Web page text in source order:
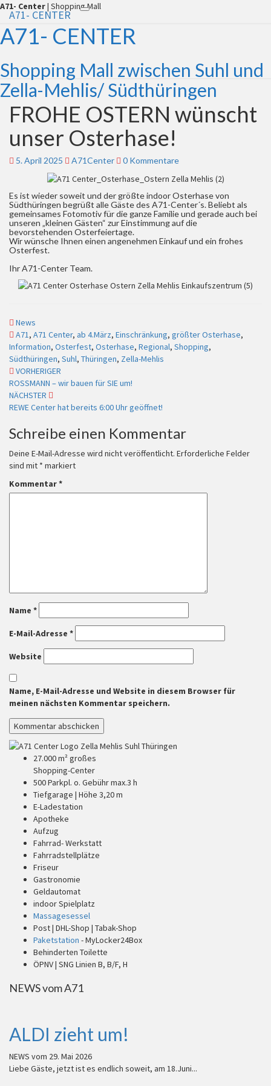
A71- Center| Shopping Mall
Toggle
navigation
A71- CENTER
A71- CENTER
Shopping Mall zwischen Suhl und
Zella-Mehlis/ Südthüringen
FROHE
OSTERN
wünscht
unser
Osterhase!
FROHE OSTERN wünscht
unser Osterhase!
5. April 2025 A71Center Kommentare
0 Kommentare
Es ist wieder soweit und der größte indoor Osterhase von
Südthüringen begrüßt alle Gäste des A71-Center´s. Beliebt als
gemeinsames Fotomotiv für die ganze Familie und gerade auch bei
unseren „kleinen Gästen“ zur Einstimmung auf die
bevorstehenden Osterfeiertage.
Wir wünsche Ihnen einen angenehmen Einkauf und ein frohes
Osterfest.
Ihr A71-Center Team.
News
A71, A71 Center, ab 4.März, Einschränkung, größter Osterhase,
Information, Osterfest, Osterhase, Regional, Shopping,
Südthüringen, Suhl, Thüringen, Zella-Mehlis
Beitragsnavigation
VORHERIGER
ROSSMANN – wir bauen für SIE um!
NÄCHSTER
REWE Center hat bereits 6:00 Uhr geöffnet!
Schreibe einen Kommentar
Deine E-Mail-Adresse wird nicht veröffentlicht. Erforderliche Felder
sind mit * markiert
Kommentar*
Name *
E-Mail-Adresse *
Website
Name, E-Mail-Adresse und Website in diesem Browser für
meinen nächsten Kommentar speichern.
27.000 m² großes
Shopping-Center
500 Parkpl. o. Gebühr max.3 h
Tiefgarage | Höhe 3,20 m
E-Ladestation
Apotheke
Aufzug
Fahrrad- Werkstatt
Fahrradstellplätze
Friseur
Gastronomie
Geldautomat
indoor Spielplatz
Massagesessel
Post | DHL-Shop | Tabak-Shop
Paketstation - MyLocker24Box
Behinderten Toilette
ÖPNV | SNG Linien B, B/F, H
NEWS vom A71
ALDI zieht um!
NEWS vom 29. Mai 2026
Liebe Gäste, jetzt ist es endlich soweit, am 18.Juni...